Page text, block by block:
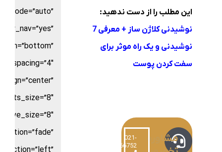
این مطلب را از دست ندهید:
نوشیدنی کلاژن ساز + معرفی 7
نوشیدنی و یک راه موثر برای
سفت کردن پوست
مشاوره
021-
220766752
dots_size=”8″